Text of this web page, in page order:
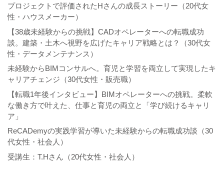
プロジェクトで評価されたHさんの成長ストーリー（20代女
性・ハウスメーカー）
【38歳未経験からの挑戦】CADオペレーターへの転職成功
談。建築・土木へ視野を広げたキャリア戦略とは？（30代女
性・データメンテナンス）
未経験からBIMコンサルへ。育児と学習を両立して実現したキ
ャリアチェンジ（30代女性・販売職）
【転職1年後インタビュー】BIMオペレーターへの挑戦。柔軟
な働き方で叶えた、仕事と育児の両立と「学び続けるキャリ
ア」
ReCADemyの実践学習が導いた未経験からの転職成功談（30
代女性・社会人）
受講生：T.Hさん（20代女性・社会人）